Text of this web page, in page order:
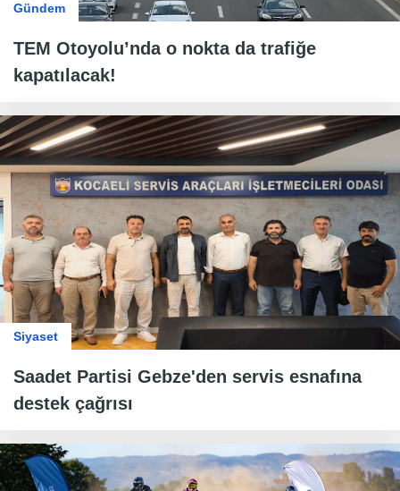
Gündem
TEM Otoyolu’nda o nokta da trafiğe
kapatılacak!
Siyaset
Saadet Partisi Gebze'den servis esnafına
destek çağrısı